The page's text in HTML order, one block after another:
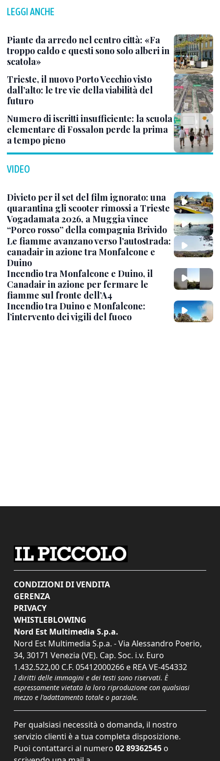
LEGGI ANCHE
Piante da arredo nel centro città: «Fa
troppo caldo e questi sono solo alberi in
scatola»
Trieste, il nuovo Porto Vecchio visto
dall’alto: le tre vie della viabilità del
futuro
Numero di iscritti insufficiente: la scuola
elementare di Fossalon perde la prima
a tempo pieno
VIDEO
Divieto per il set del film ignorato: una
quarantina gli scooter rimossi a Trieste
Vogadamata 2026, a Muggia vince
“Porco rosso” della compagnia Brivido
Le fiamme avanzano verso l’autostrada:
canadair in azione tra Monfalcone e
Duino
Incendio tra Monfalcone e Duino, il
Canadair in azione per fermare le
fiamme sul fronte dell’A4
Incendio tra Duino e Monfalcone:
l’intervento dei vigili del fuoco
CONDIZIONI DI VENDITA
GERENZA
PRIVACY
WHISTLEBLOWING
Nord Est Multimedia S.p.a.
Nord Est Multimedia S.p.a. - Via Alessandro Poerio,
34, 30171 Venezia (VE). Cap. Soc. i.v. Euro
1.432.522,00 C.F. 05412000266 e REA VE-454332
I diritti delle immagini e dei testi sono riservati. È
espressamente vietata la loro riproduzione con qualsiasi
mezzo e l'adattamento totale o parziale.
Per qualsiasi necessità o domanda, il nostro
servizio clienti è a tua completa disposizione.
Puoi contattarci al numero 02 89362545 o